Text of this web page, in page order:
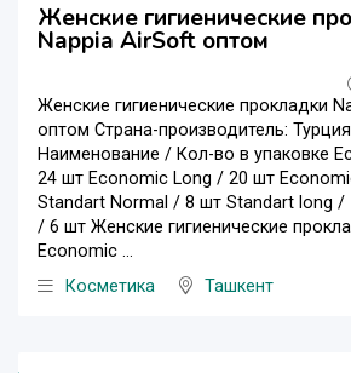
Женские гигиенические
Nappia AirSoft оптом
Женские гигиенические прокладки
оптом Страна-производитель:
Наименование / Кол-во в упаковке
24 шт Economic Long / 20 шт
Standart Normal / 8 шт Standart long /
/ 6 шт Женские гигиенические
Economic ...
Косметика
Ташкент